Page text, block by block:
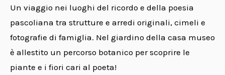
Un viaggio nei luoghi del ricordo e della poesia
pascoliana tra strutture e arredi originali, cimeli e
fotografie di famiglia. Nel giardino della casa museo
è allestito un percorso botanico per scoprire le
piante e i fiori cari al poeta!